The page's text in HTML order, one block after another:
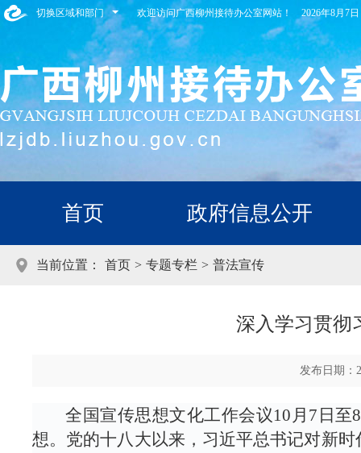
切换区域和部门 欢迎访问广西柳州接待办公室网站！ 2026年8月
首页 政府信息公开
当前位置： 首页 > 专题专栏 > 普法宣传
深入学习贯彻
发布日期
全国宣传思想文化工作会议10月7日
想。党的十八大以来，习近平总书记对新